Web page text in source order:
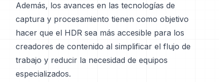
Además, los avances en las tecnologías de
captura y procesamiento tienen como objetivo
hacer que el HDR sea más accesible para los
creadores de contenido al simplificar el flujo de
trabajo y reducir la necesidad de equipos
especializados.